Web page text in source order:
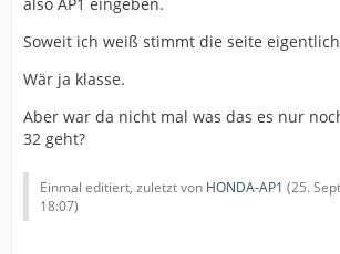
Soweit ich weiß stimmt die seite
Wär ja klasse.
Aber war da nicht mal was das es nur
32 geht?
Einmal editiert, zuletzt von HONDA-AP1 (25.
18:07)